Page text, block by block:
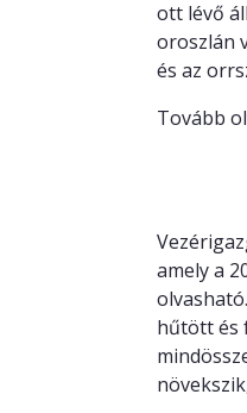
ott lévő
oroszlán
és az
Tovább
amely a
hűtött és